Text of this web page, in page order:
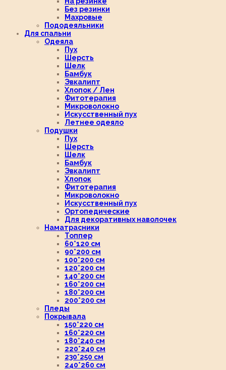
Без резинки
Махровые
Пододеяльники
Для спальни
Одеяла
Пух
Шерсть
Шелк
Бамбук
Эвкалипт
Хлопок / Лен
Фитотерапия
Микроволокно
Искусственный пух
Летнее одеяло
Подушки
Пух
Шерсть
Шелк
Бамбук
Эвкалипт
Хлопок
Фитотерапия
Микроволокно
Искусственный пух
Ортопедические
Для декоративных наволочек
Наматрасники
Топпер
60*120 см
90*200 см
100*200 см
120*200 см
140*200 см
160*200 см
180*200 см
200*200 см
Пледы
Покрывала
150*220 см
160*220 см
180*240 см
220*240 см
230*250 см
240*260 см